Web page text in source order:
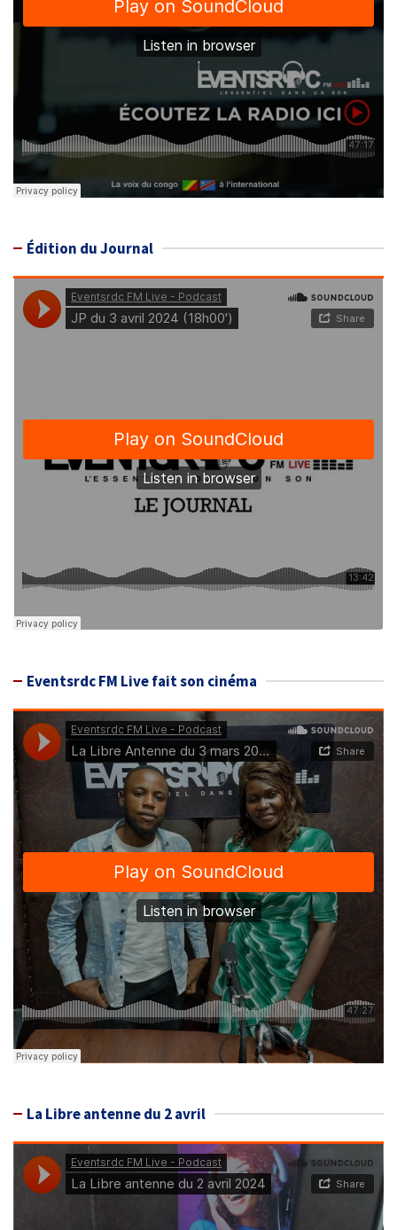
Édition du Journal
Eventsrdc FM Live fait son cinéma
La Libre antenne du 2 avril